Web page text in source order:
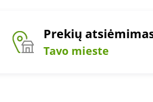
Prekių
Tavo mieste